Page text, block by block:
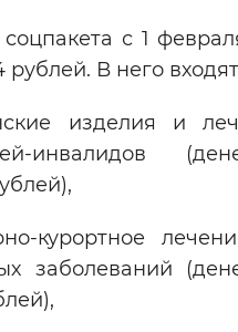
с 1
рублей. В него
изделия и
инвалидов
курортное
заболеваний